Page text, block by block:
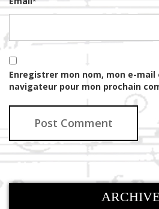
Enregistrer mon nom, mon e-
navigateur pour mon prochain